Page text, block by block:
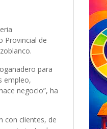
Provincial de
para
empleo,
negocio”, ha
con clientes, de